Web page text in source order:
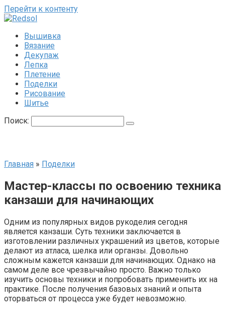
Перейти к контенту
Вышивка
Вязание
Декупаж
Лепка
Плетение
Поделки
Рисование
Шитье
Поиск:
Главная » Поделки
Мастер-классы по освоению техника
канзаши для начинающих
Одним из популярных видов рукоделия сегодня
является канзаши. Суть техники заключается в
изготовлении различных украшений из цветов, которые
делают из атласа, шелка или органзы. Довольно
сложным кажется канзаши для начинающих. Однако на
самом деле все чрезвычайно просто. Важно только
изучить основы техники и попробовать применить их на
практике. После получения базовых знаний и опыта
оторваться от процесса уже будет невозможно.